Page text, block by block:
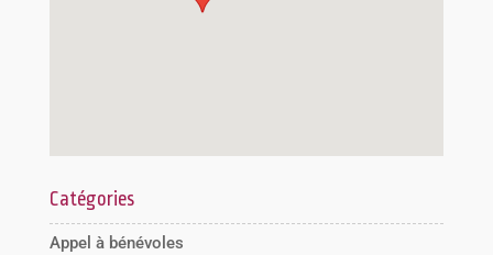
Catégories
Appel à bénévoles